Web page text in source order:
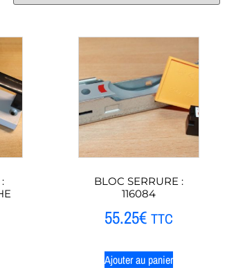
BLOC SERRURE :
116084
55.25€ TTC
Ajouter au panier